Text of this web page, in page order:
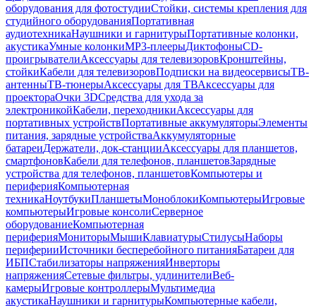
оборудования для фотостудииСтойки, системы крепления для
студийного оборудованияПортативная
аудиотехникаНаушники и гарнитурыПортативные колонки,
акустикаУмные колонкиMP3-плеерыДиктофоныCD-
проигрывателиАксессуары для телевизоровКронштейны,
стойкиКабели для телевизоровПодписки на видеосервисыТВ-
антенныТВ-тюнерыАксессуары для ТВАксессуары для
проектораОчки 3DСредства для ухода за
электроникойКабели, переходникиАксессуары для
портативных устройствПортативные аккумуляторыЭлементы
питания, зарядные устройстваАккумуляторные
батареиДержатели, док-станцииАксессуары для планшетов,
смартфоновКабели для телефонов, планшетовЗарядные
устройства для телефонов, планшетовКомпьютеры и
периферияКомпьютерная
техникаНоутбукиПланшетыМоноблокиКомпьютерыИгровые
компьютерыИгровые консолиСерверное
оборудованиеКомпьютерная
периферияМониторыМышиКлавиатурыСтилусыНаборы
периферииИсточники бесперебойного питанияБатареи для
ИБПСтабилизаторы напряженияИнверторы
напряженияСетевые фильтры, удлинителиВеб-
камерыИгровые контроллерыМультимедиа
акустикаНаушники и гарнитурыКомпьютерные кабели,